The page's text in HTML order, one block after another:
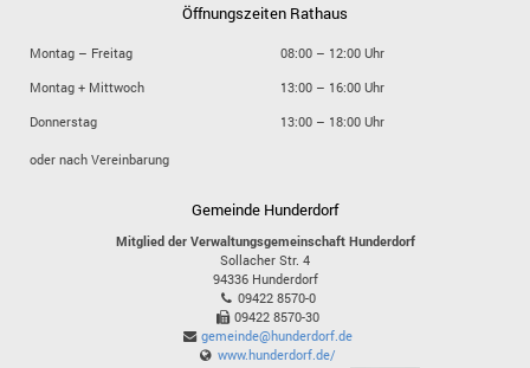
Öffnungszeiten Rathaus
Montag – Freitag
08:00 – 12:00 Uhr
Montag + Mittwoch
13:00 – 16:00 Uhr
Donnerstag
13:00 – 18:00 Uhr
oder nach Vereinbarung
Gemeinde Hunderdorf
Mitglied der Verwaltungsgemeinschaft Hunderdorf
Sollacher Str. 4
94336 Hunderdorf
09422 8570-0
09422 8570-30
gemeinde@hunderdorf.de
www.hunderdorf.de/